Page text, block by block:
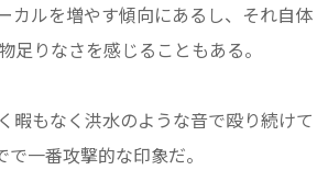
カルを増やす傾向にあるし、それ自体
りなさを感じることもある。
暇もなく洪水のような音で殴り続けて
一番攻撃的な印象だ。